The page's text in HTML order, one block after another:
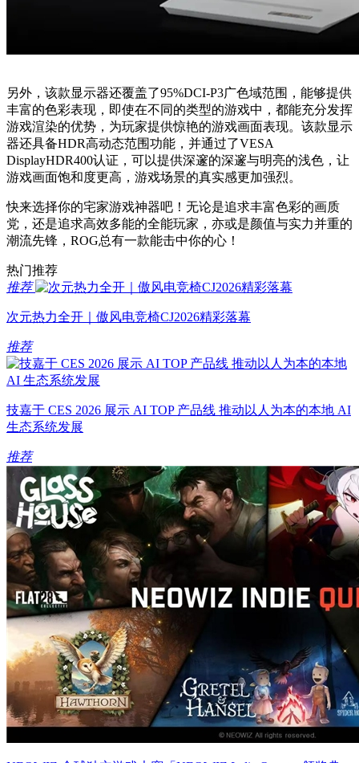
另外，该款显示器还覆盖了95%DCI-P3广色域范围，能够提供
丰富的色彩表现，即使在不同的类型的游戏中，都能充分发挥
游戏渲染的优势，为玩家提供惊艳的游戏画面表现。该款显示
器还具备HDR高动态范围功能，并通过了VESA
DisplayHDR400认证，可以提供深邃的深邃与明亮的浅色，让
游戏画面饱和度更高，游戏场景的真实感更加强烈。
快来选择你的宅家游戏神器吧！无论是追求丰富色彩的画质
党，还是追求高效多能的全能玩家，亦或是颜值与实力并重的
潮流先锋，ROG总有一款能击中你的心！
热门推荐
推荐
次元热力全开｜傲风电竞椅CJ2026精彩落幕
推荐
技嘉于 CES 2026 展示 AI TOP 产品线 推动以人为本的本地 AI
生态系统发展
推荐